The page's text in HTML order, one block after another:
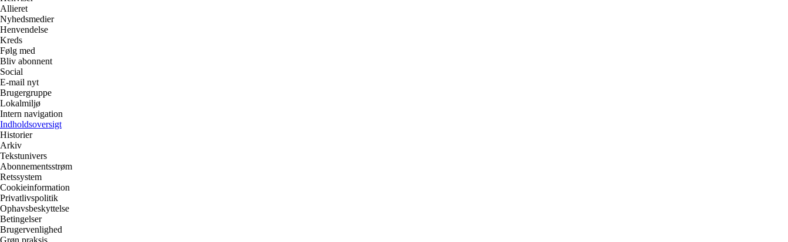
Allieret
Nyhedsmedier
Henvendelse
Kreds
Følg med
Bliv abonnent
Social
E-mail nyt
Brugergruppe
Lokalmiljø
Intern navigation
Indholdsoversigt
Historier
Arkiv
Tekstunivers
Abonnementsstrøm
Retssystem
Cookieinformation
Privatlivspolitik
Ophavsbeskyttelse
Betingelser
Brugervenlighed
Grøn praksis